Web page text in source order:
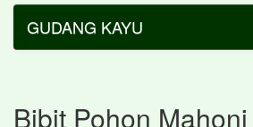
GUDANG KAYU
Bibit Pohon Mahoni